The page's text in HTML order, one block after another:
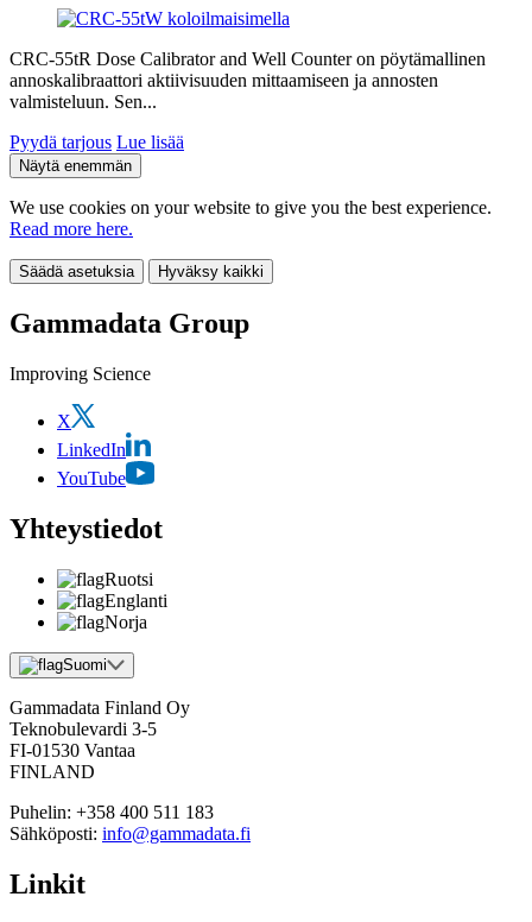
CRC-55tR Dose Calibrator and Well Counter on pöytämallinen
annoskalibraattori aktiivisuuden mittaamiseen ja annosten
valmisteluun. Sen...
Pyydä tarjous Lue lisää
Näytä enemmän
We use cookies on your website to give you the best experience.
Read more here.
Säädä asetuksia Hyväksy kaikki
Gammadata Group
Improving Science
X
LinkedIn
YouTube
Yhteystiedot
Ruotsi
Englanti
Norja
Suomi
Gammadata Finland Oy
Teknobulevardi 3-5
FI-01530 Vantaa
FINLAND
Puhelin: +358 400 511 183
Sähköposti: info@gammadata.fi
Linkit